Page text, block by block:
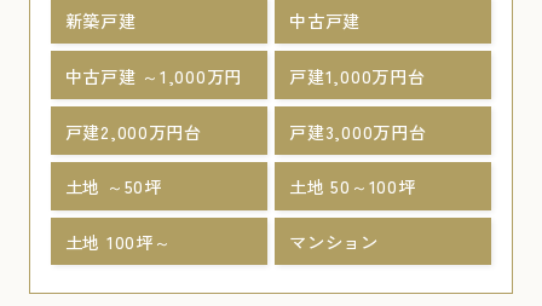
新築戸建 中古戸建
中古戸建 ～1,000万円 戸建1,000万円台
戸建2,000万円台 戸建3,000万円台
土地 ～50坪 土地 50～100坪
土地 100坪～ マンション